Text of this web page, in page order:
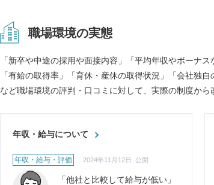
職場環境の実態
「新卒や中途の採用や面接内容」「平均年収やボーナ
「有給の取得率」「育休・産休の取得状況」「会社独
など職場環境の評判・口コミに対して、実際の制度か
年収・給与について
年収・給与・評価 2024年11月12日 公開
「他社と比較して給与が低い」